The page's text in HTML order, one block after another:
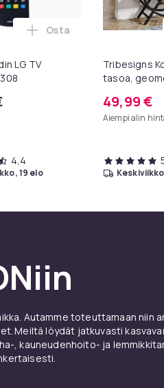
1080p Full-HD Nintendo
LG TV
Lisää Kaukosäädin LG
Osta
4,4
19 elo
Tribesigns
tasoa,
cm,
sohvapöytä
49,99 €
Aiempi alin
Autamme toteuttamaan niin
Meiltä löydät jatkuvasti
, kauneudenhoito- ja